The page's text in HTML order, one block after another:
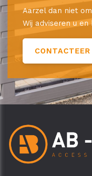
Aarzel dan niet
Wij adviseren u